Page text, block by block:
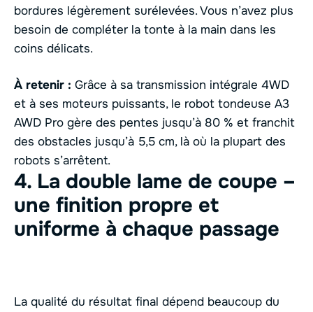
bordures légèrement surélevées. Vous n’avez plus
besoin de compléter la tonte à la main dans les
coins délicats.
À retenir : Grâce à sa transmission intégrale 4WD
et à ses moteurs puissants, le robot tondeuse A3
AWD Pro gère des pentes jusqu’à 80 % et franchit
des obstacles jusqu’à 5,5 cm, là où la plupart des
robots s’arrêtent.
4. La double lame de coupe –
une finition propre et
uniforme à chaque passage
La qualité du résultat final dépend beaucoup du